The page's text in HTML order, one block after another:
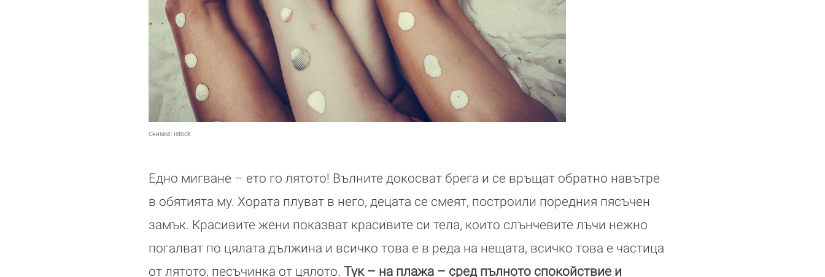
Снимка: Istock
Едно мигване – ето го лятото! Вълните докосват брега и се връщат обратно навътре
в обятията му. Хората плуват в него, децата се смеят, построили поредния пясъчен
замък. Красивите жени показват красивите си тела, които слънчевите лъчи нежно
погалват по цялата дължина и всичко това е в реда на нещата, всичко това е частица
от лятото, песъчинка от цялото. Тук – на плажа – сред пълното спокойствие и